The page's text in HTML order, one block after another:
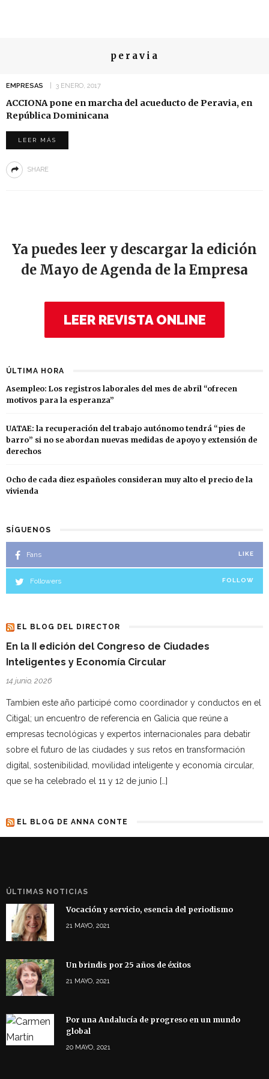
peravia
EMPRESAS 3 ENERO, 2017
ACCIONA pone en marcha del acueducto de Peravia, en
República Dominicana
LEER MÁS
SHARE
Ya puedes leer y descargar la edición
de Mayo de Agenda de la Empresa
LEER REVISTA ONLINE
ÚLTIMA HORA
Asempleo: Los registros laborales del mes de abril “ofrecen
motivos para la esperanza”
UATAE: la recuperación del trabajo autónomo tendrá “pies de
barro” si no se abordan nuevas medidas de apoyo y extensión de
derechos
Ocho de cada diez españoles consideran muy alto el precio de la
vivienda
SÍGUENOS
Fans LIKE
Followers FOLLOW
EL BLOG DEL DIRECTOR
En la II edición del Congreso de Ciudades
Inteligentes y Economía Circular
14 junio, 2026
Tambien este año participé como coordinador y conductos en el
Citigal; un encuentro de referencia en Galicia que reúne a
empresas tecnológicas y expertos internacionales para debatir
sobre el futuro de las ciudades y sus retos en transformación
digital, sostenibilidad, movilidad inteligente y economía circular,
que se ha celebrado el 11 y 12 de junio […]
EL BLOG DE ANNA CONTE
ÚLTIMAS NOTICIAS
Vocación y servicio, esencia del periodismo
21 MAYO, 2021
Un brindis por 25 años de éxitos
21 MAYO, 2021
Por una Andalucía de progreso en un mundo
global
20 MAYO, 2021